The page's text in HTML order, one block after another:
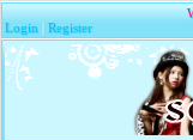
Login |Register